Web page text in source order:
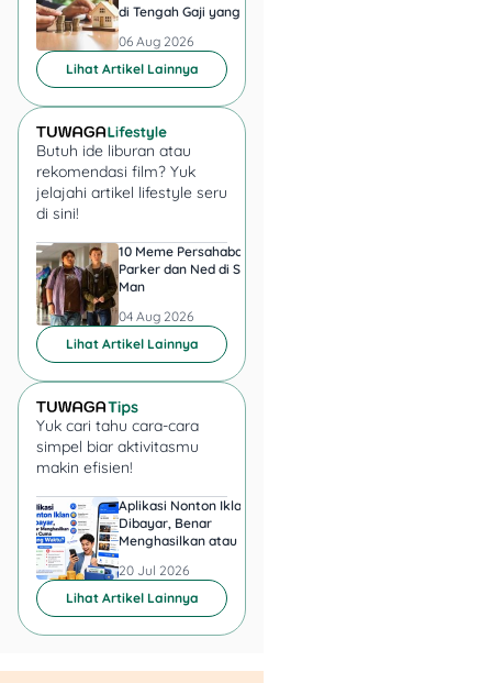
di Tengah Gaji yang
06 Aug 2026
Lihat Artikel Lainnya
Butuh ide liburan atau
rekomendasi film? Yuk
jelajahi artikel lifestyle seru
di sini!
10 Meme Persahabatan
Parker dan Ned di Spider-
Man
04 Aug 2026
Lihat Artikel Lainnya
Yuk cari tahu cara-cara
simpel biar aktivitasmu
makin efisien!
Aplikasi Nonton Iklan
Dibayar, Benar
Menghasilkan atau Cuma
20 Jul 2026
Lihat Artikel Lainnya